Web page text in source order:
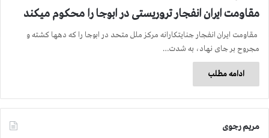
مقاومت ایران انفجار تروریستی در ابوجا را محکوم میکند
مقاومت ایران انفجار جنایتکارانه مرکز ملل متحد در ابوجا را که دهها کشته و
مجروح بر جای نهاد، به شدت…
ادامه مطلب
مریم رجوی